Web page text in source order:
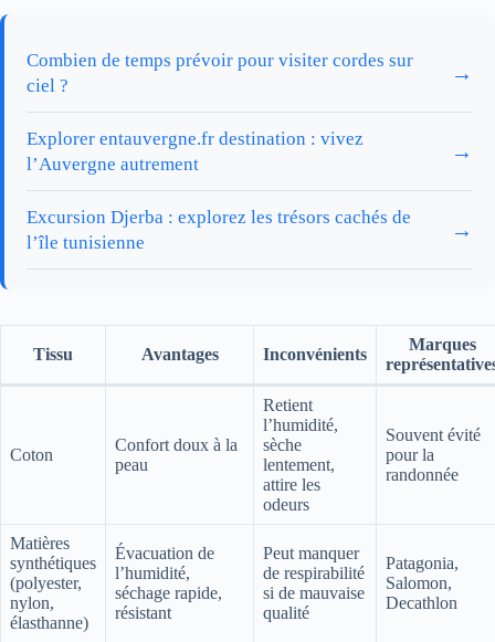
Combien de temps prévoir pour visiter cordes sur
ciel ?
→
Explorer entauvergne.fr destination : vivez
l’Auvergne autrement
→
Excursion Djerba : explorez les trésors cachés de
l’île tunisienne
→
Tissu Avantages Inconvénients
Marques
Coton
Confort doux à la
peau
Retient
l’humidité,
sèche
lentement,
attire les
odeurs
Souvent évité
pour la
randonnée
Matières
synthétiques
(polyester,
nylon,
élasthanne)
Évacuation de
l’humidité,
séchage rapide,
résistant
Peut manquer
de respirabilité
si de mauvaise
qualité
Patagonia,
Salomon,
Decathlon